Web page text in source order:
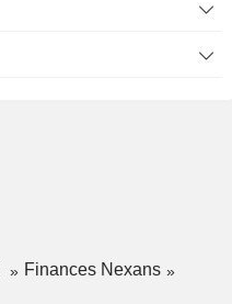
Finances Nexans